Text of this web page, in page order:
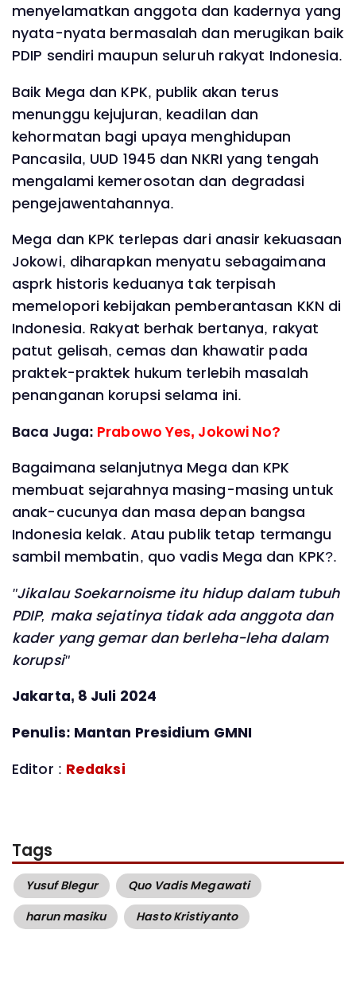
menyelamatkan anggota dan kadernya yang
nyata-nyata bermasalah dan merugikan baik
PDIP sendiri maupun seluruh rakyat Indonesia.
Baik Mega dan KPK, publik akan terus
menunggu kejujuran, keadilan dan
kehormatan bagi upaya menghidupan
Pancasila, UUD 1945 dan NKRI yang tengah
mengalami kemerosotan dan degradasi
pengejawentahannya.
Mega dan KPK terlepas dari anasir kekuasaan
Jokowi, diharapkan menyatu sebagaimana
asprk historis keduanya tak terpisah
memelopori kebijakan pemberantasan KKN di
Indonesia. Rakyat berhak bertanya, rakyat
patut gelisah, cemas dan khawatir pada
praktek-praktek hukum terlebih masalah
penanganan korupsi selama ini.
Baca Juga: Prabowo Yes, Jokowi No?
Bagaimana selanjutnya Mega dan KPK
membuat sejarahnya masing-masing untuk
anak-cucunya dan masa depan bangsa
Indonesia kelak. Atau publik tetap termangu
sambil membatin, quo vadis Mega dan KPK?.
"Jikalau Soekarnoisme itu hidup dalam tubuh
PDIP, maka sejatinya tidak ada anggota dan
kader yang gemar dan berleha-leha dalam
korupsi"
Jakarta, 8 Juli 2024
Penulis: Mantan Presidium GMNI
Editor : Redaksi
Tags
Yusuf Blegur
Quo Vadis Megawati
harun masiku
Hasto Kristiyanto